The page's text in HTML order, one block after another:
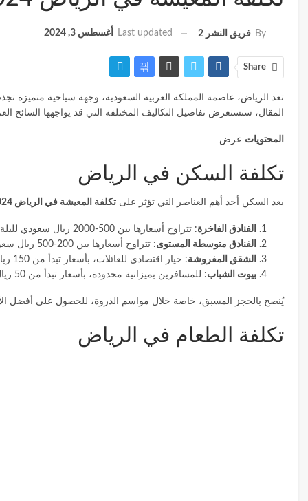
By فريق النشر 2 Last updated أغسطس 3, 2024
Share
تعد الرياض، عاصمة المملكة العربية السعودية، وجهة سياحية متميزة
المقال، سنستعرض تفاصيل التكاليف المختلفة التي قد يواجهها السائح
المحتويات عرض
تكلفة السكن في الرياض
يعد السكن أحد أهم العناصر التي تؤثر على تكلفة المعيشة في الرياض 2024
الفنادق الفاخرة: تتراوح أسعارها بين 500-2000 ريال سعودي لليلة الواحدة.
الفنادق متوسطة المستوى: تتراوح أسعارها بين 200-500 ريال سعودي لليلة.
الشقق المفروشة: خيار اقتصادي للعائلات، بأسعار تبدأ من 150 ريال سعودي لليلة.
بيوت الشباب: للمسافرين بميزانية محدودة، بأسعار تبدأ من 50 ريال سعودي لليلة.
يُنصح بالحجز المسبق، خاصة خلال مواسم الذروة، للحصول على أفضل
تكلفة الطعام في الرياض